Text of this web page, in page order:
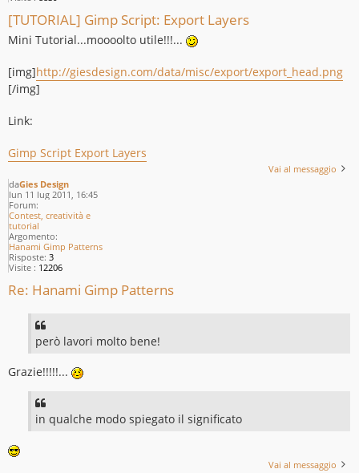
[TUTORIAL] Gimp Script: Export Layers
Mini Tutorial...moooolto utile!!!...
[img]http://giesdesign.com/data/misc/export/export_head.png
[/img]
Link:
Gimp Script Export Layers
Vai al messaggio
daGies Design
lun 11 lug 2011, 16:45
Forum:
Contest, creatività e
tutorial
Argomento:
Hanami Gimp Patterns
Risposte: 3
Visite : 12206
Re: Hanami Gimp Patterns
però lavori molto bene!
Grazie!!!!!...
in qualche modo spiegato il significato
Vai al messaggio